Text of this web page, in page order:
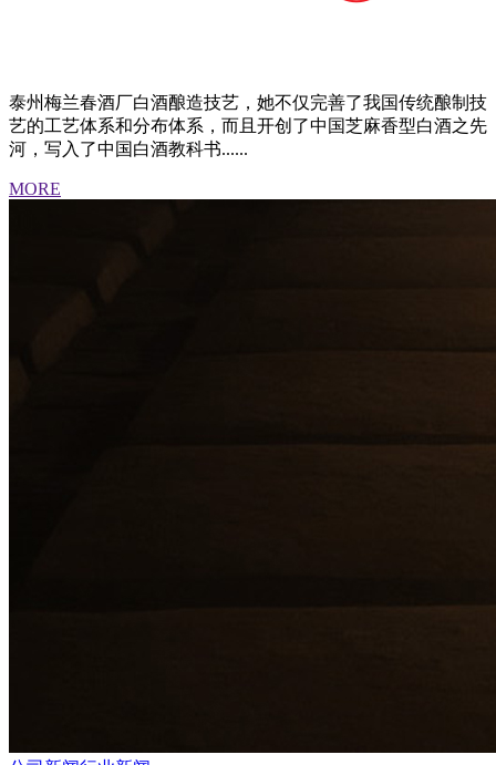
泰州梅兰春酒厂白酒酿造技艺，她不仅完善了我国传统酿制技
艺的工艺体系和分布体系，而且开创了中国芝麻香型白酒之先
河，写入了中国白酒教科书......
MORE